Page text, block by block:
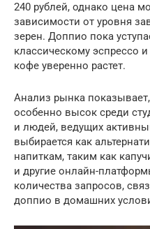
240 рублей, однако цена
зависимости от уровня
зерен. Доппио пока
классическому эспрессо
кофе уверенно растет.
Анализ рынка
особенно высок среди
и людей, ведущих
выбирается как
напиткам, таким как
и другие онлайн-
количества запросов,
доппио в домашних